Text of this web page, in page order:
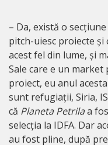
– Da, există o
pitch-uiesc proiecte și
acest fel din lume, și
Sale care e un market
proiect, eu anul
sunt refugiații, Siria,
că Planeta Petrilaa
selecția la IDFA. Dar
au fost pline, după